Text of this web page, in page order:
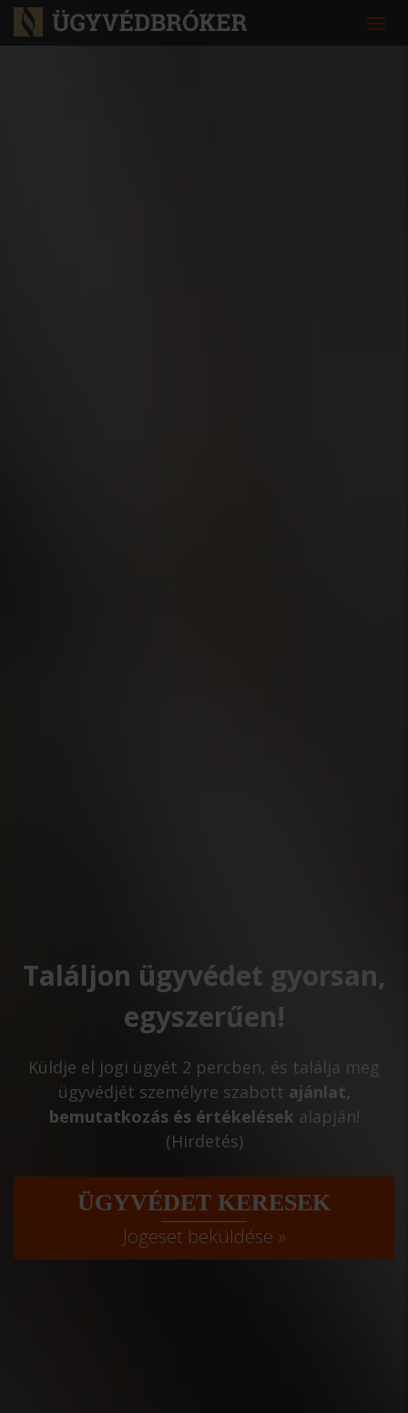
Találjon ügyvédet gyorsan,
egyszerűen!
Küldje el jogi ügyét 2 percben, és találja meg
ügyvédjét személyre szabott ajánlat,
bemutatkozás és értékelések alapján!
(Hirdetés)
ÜGYVÉDET KERESEK
Jogeset beküldése »